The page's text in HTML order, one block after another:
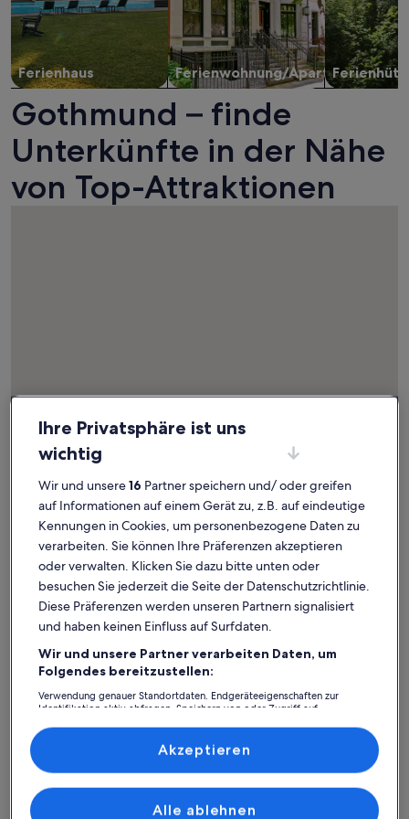
Ferienhaus Ferienwohnung/Apartment
Gothmund – finde
Unterkünfte in der Nähe
von Top-Attraktionen
Karte
Attraktionen
1
Gothmund
Weitere Informationen zu Gothmund. Wird in einem
Gothmund: Finde deine
perfekte Unterkunft
Ihre Privatsphäre ist uns
wichtig
Wir und unsere16 Partner speichern und/ oder greifen
auf Informationen auf einem Gerät zu, z.B. auf eindeutige
Kennungen in Cookies, um personenbezogene Daten zu
verarbeiten. Sie können Ihre Präferenzen akzeptieren
oder verwalten. Klicken Sie dazu bitte unten oder
besuchen Sie jederzeit die Seite der Datenschutzrichtlinie.
Diese Präferenzen werden unseren Partnern signalisiert
und haben keinen Einfluss auf Surfdaten.
Wir und unsere Partner verarbeiten Daten, um
Folgendes bereitzustellen:
Verwendung genauer Standortdaten. Endgeräteeigenschaften zur
Identifikation aktiv abfragen. Speichern von oder Zugriff auf
Inhalte, Messung von Werbeleistung und der Performance von Inhalten,
Zielgruppenforschung sowie Entwicklung und Verbesserung von
Liste der Partner (Lieferanten)
Alle ablehnen
Akzeptieren